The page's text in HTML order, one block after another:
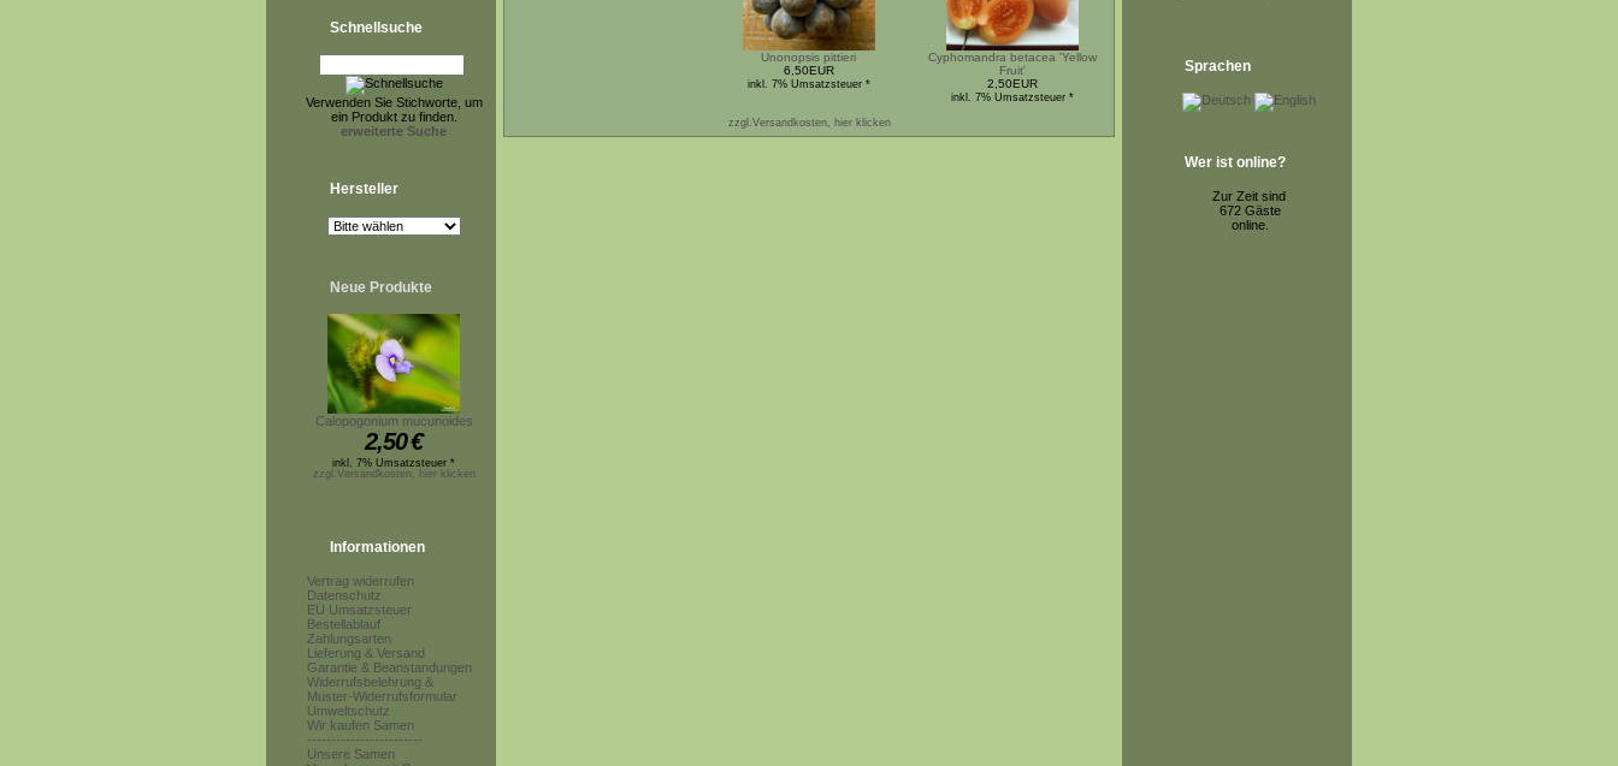
Schnellsuche
Verwenden Sie Stichworte, um
ein Produkt zu finden.
erweiterte Suche
Hersteller
Neue Produkte
Calopogonium mucunoides
2,50€
inkl. 7% Umsatzsteuer *
zzgl.Versandkosten, hier klicken
Informationen
Vertrag widerrufen
Datenschutz
EU Umsatzsteuer
Bestellablauf
Zahlungsarten
Lieferung & Versand
Garantie & Beanstandungen
Widerrufsbelehrung &
Muster-Widerrufsformular
Umweltschutz
Wir kaufen Samen
------------------------
Unsere Samen
Unonopsis pittieri
6,50EUR
inkl. 7% Umsatzsteuer *
Cyphomandra betacea 'Yellow
Fruit'
2,50EUR
inkl. 7% Umsatzsteuer *
zzgl.Versandkosten, hier klicken
Sprachen
Wer ist online?
Zur Zeit sind
672 Gäste
online.